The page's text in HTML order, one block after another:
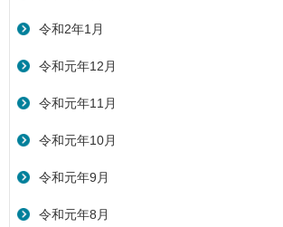
令和2年1月
令和元年12月
令和元年11月
令和元年10月
令和元年9月
令和元年8月